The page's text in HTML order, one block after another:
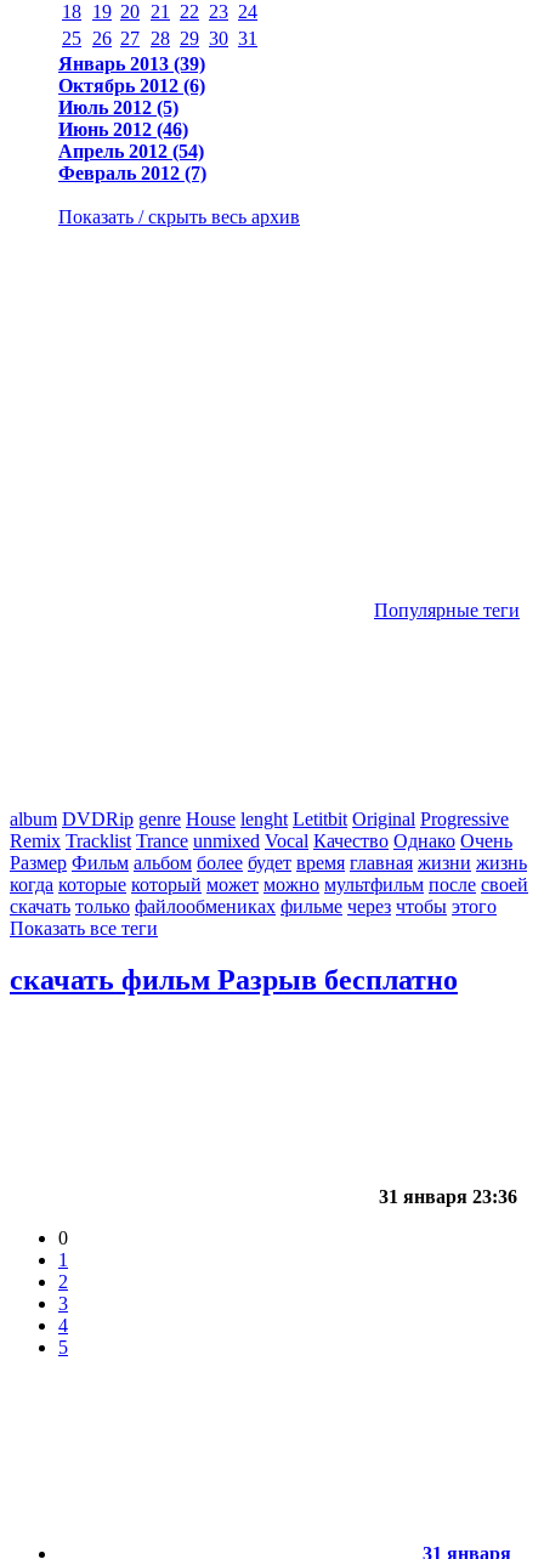
18 19 20 21 22 23 24
25 26 27 28 29 30 31
Январь 2013 (39)
Октябрь 2012 (6)
Июль 2012 (5)
Июнь 2012 (46)
Апрель 2012 (54)
Февраль 2012 (7)
Показать / скрыть весь архив
Популярные теги
album DVDRip genre House lenght Letitbit Original Progressive
Remix Tracklist Trance unmixed Vocal Качество Однако Очень
Размер Фильм альбом более будет время главная жизни жизнь
когда которые который может можно мультфильм после своей
скачать только файлообмениках фильме через чтобы этого
Показать все теги
скачать фильм Разрыв бесплатно
31 января 23:36
0
1
2
3
4
5
31 января